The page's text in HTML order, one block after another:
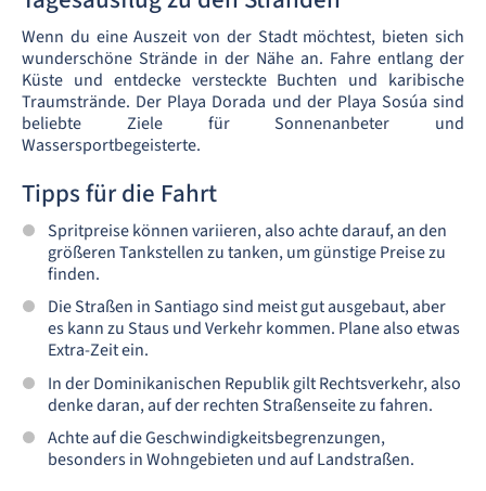
Wenn du eine Auszeit von der Stadt möchtest, bieten sich
wunderschöne Strände in der Nähe an. Fahre entlang der
Küste und entdecke versteckte Buchten und karibische
Traumstrände. Der Playa Dorada und der Playa Sosúa sind
beliebte Ziele für Sonnenanbeter und
Wassersportbegeisterte.
Tipps für die Fahrt
Spritpreise können variieren, also achte darauf, an den
größeren Tankstellen zu tanken, um günstige Preise zu
finden.
Die Straßen in Santiago sind meist gut ausgebaut, aber
es kann zu Staus und Verkehr kommen. Plane also etwas
Extra-Zeit ein.
In der Dominikanischen Republik gilt Rechtsverkehr, also
denke daran, auf der rechten Straßenseite zu fahren.
Achte auf die Geschwindigkeitsbegrenzungen,
besonders in Wohngebieten und auf Landstraßen.